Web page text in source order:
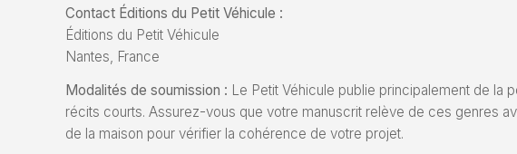
Contact Éditions du Petit Véhicule :
Éditions du Petit Véhicule
Nantes, France
Modalités de soumission : Le Petit Véhicule publie principalement de la
récits courts. Assurez-vous que votre manuscrit relève de ces genres
de la maison pour vérifier la cohérence de votre projet.